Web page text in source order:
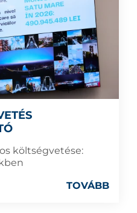
költségvetése:
TOVÁBB